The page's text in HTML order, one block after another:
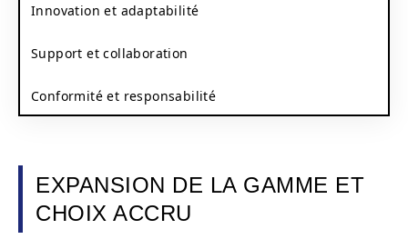
Innovation et adaptabilité
Support et collaboration
Conformité et responsabilité
EXPANSION DE LA GAMME ET
CHOIX ACCRU